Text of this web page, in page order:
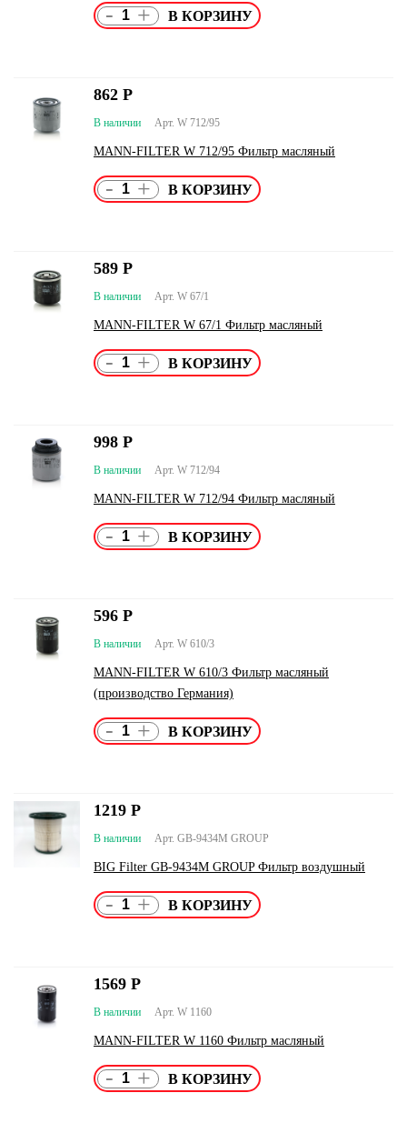
- +
Арт. W 712/95
В наличии
MANN-FILTER W 712/95 Фильтр масляный
862 Р
- +
Арт. W 67/1
В наличии
MANN-FILTER W 67/1 Фильтр масляный
589 Р
- +
Арт. W 712/94
В наличии
MANN-FILTER W 712/94 Фильтр масляный
998 Р
- +
Арт. W 610/3
В наличии
MANN-FILTER W 610/3 Фильтр масляный
(производство Германия)
596 Р
- +
Арт. GB-9434M GROUP
В наличии
BIG Filter GB-9434M GROUP Фильтр воздушный
1219 Р
- +
Арт. W 1160
В наличии
MANN-FILTER W 1160 Фильтр масляный
1569 Р
- +